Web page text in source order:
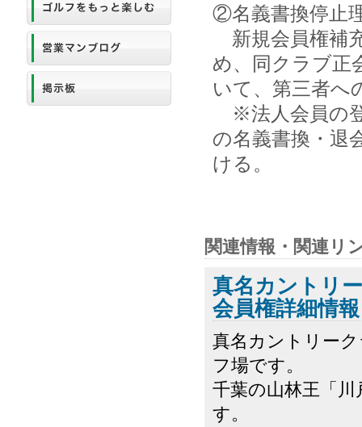
②名義書換停止
新規会員権補
め、同クラブ正
いて、第三者へ
※法人会員の
の名義書換・退
ける。
関連情報・関連リ
真名カントリ
会員権詳細情報
真名カントリー
フ場です。
千葉の山林王「
す。